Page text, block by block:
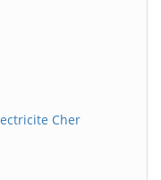
Cher